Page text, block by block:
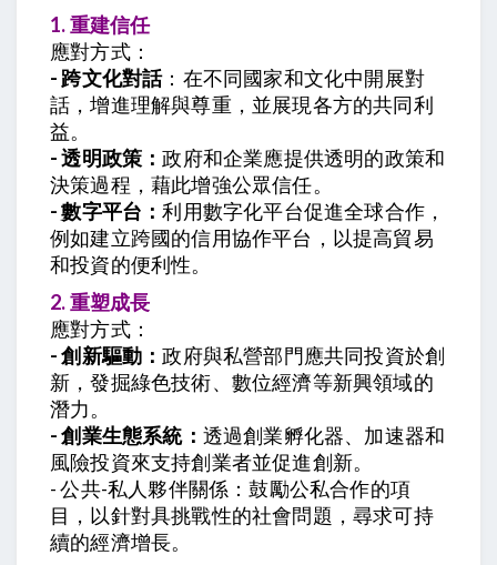
1. 重建信任
應對方式：
- 跨文化對話：在不同國家和文化中開展對
話，增進理解與尊重，並展現各方的共同利
益。
- 透明政策：政府和企業應提供透明的政策和
決策過程，藉此增強公眾信任。
- 數字平台：利用數字化平台促進全球合作，
例如建立跨國的信用協作平台，以提高貿易
和投資的便利性。
2. 重塑成長
應對方式：
- 創新驅動：政府與私營部門應共同投資於創
新，發掘綠色技術、數位經濟等新興領域的
潛力。
- 創業生態系統： 透過創業孵化器、加速器和
風險投資來支持創業者並促進創新。
- 公共-私人夥伴關係：鼓勵公私合作的項
目，以針對具挑戰性的社會問題，尋求可持
續的經濟增長。